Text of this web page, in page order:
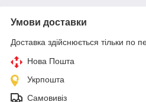
Умови доставки
Доставка здійснюється тільки по
Нова Пошта
Укрпошта
Самовивіз